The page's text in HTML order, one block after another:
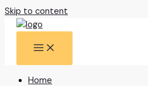
Skip to content
Home